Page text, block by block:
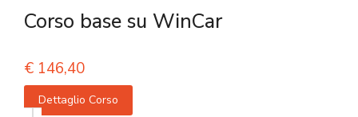
Corso base su WinCar
€ 146,40
Dettaglio Corso